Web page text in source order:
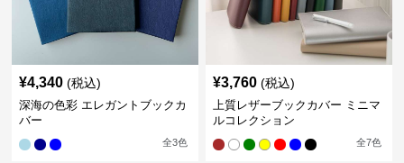
¥4,340 (税込)
深海の色彩 エレガントブックカ
バー
全3色
¥3,760 (税込)
上質レザーブックカバー ミニマ
ルコレクション
全7色